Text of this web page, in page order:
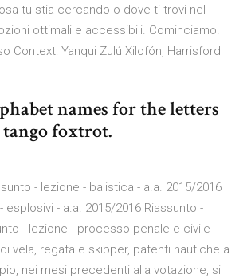
tu stia cercando o dove ti trovi nel
ottimali e accessibili. Cominciamo!
Context: Yanqui Zulú Xilofón, Harrisford
names for the letters
foxtrot.
- lezione - balistica - a.a. 2015/2016
- a.a. 2015/2016 Riassunto -
- lezione - processo penale e civile -
vela, regata e skipper, patenti nautiche a
nei mesi precedenti alla votazione, si